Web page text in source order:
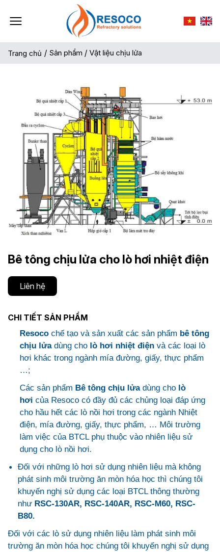
Trang chủ / Sản phẩm / Vật liệu chịu lửa
Bê tông chịu lửa cho lò hơi nhiệt điện
Liên hệ
CHI TIẾT SẢN PHẨM
Resoco chế tạo và sản xuất các sản phẩm bê tông
chịu lửa dùng cho lò hơi nhiệt điện và các loại lò
hơi khác trong ngành mía đường, giấy, thực phẩm
…;
Các sản phẩm Bê tông chịu lửadùng cho lò
hơi của Resoco có đầy đủ các chủng loại đáp ứng
cho hầu hết các lò nồi hơi trong các ngành Nhiệt
điện, mía đường, giấy, thực phẩm, … Môi trường
làm việc của BTCL phụ thuộc vào nhiên liệu sử
dụng cho lò nồi hơi.
Đối với những lò hơi sử dụng nhiên liệu mà không
phát sinh môi trường ăn mòn hóa học thì chúng tôi
khuyến nghị sử dụng các loại BTCL thông thường
như RSC-130AR, RSC-140AR, RSC-M60, RSC-
B80.
Đối với các lò sử dụng nhiên liệu làm phát sinh môi
trường ăn mòn hóa học chúng tôi khuyến nghị sử dụng